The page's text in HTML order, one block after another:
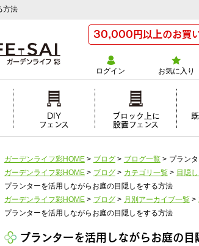
方法
30,000円以上のお買
ログイン お気に入り
DIY
フェンス
ブロック上に
設置フェンス
ガーデンライフ彩HOME > ブログ > ブログ一覧 > プラン
ガーデンライフ彩HOME > ブログ > カテゴリ一覧 > 目隠
プランターを活用しながらお庭の目隠しをする方法
ガーデンライフ彩HOME > ブログ > 月別アーカイブ一覧 >
プランターを活用しながらお庭の目隠しをする方法
プランターを活用しながらお庭の